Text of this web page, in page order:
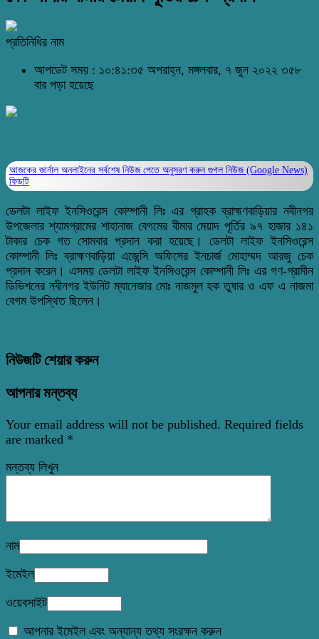
প্রতিনিধির নাম
আপডেট সময় : ১০:৪১:৩৫ অপরাহ্ন, মঙ্গলবার, ৭ জুন ২০২২ ৩৫৮
বার পড়া হয়েছে
আজকের জার্নাল অনলাইনের সর্বশেষ নিউজ পেতে অনুসরণ করুন গুগল নিউজ (Google News)
ফিডটি
ডেলটা লাইফ ইনসিওরেন্স কোম্পানী লিঃ এর গ্রাহক ব্রাহ্মণবাড়িয়ার নবীনগর
উপজেলার শ্যামগ্রামের শাহানাজ বেগমের বীমার মেয়াদ পূর্তির ৯৭ হাজার ১৪১
টাকার চেক গত সোমবার প্রদান করা হয়েছে। ডেলটা লাইফ ইনসিওরেন্স
কোম্পানী লিঃ ব্রাহ্মণবাড়িয়া এজেন্সি অফিসের ইনচার্জ মোহাম্মদ আরজু চেক
প্রদান করেন। এসময় ডেলটা লাইফ ইনসিওরেন্স কোম্পানী লিঃ এর গণ-গ্রামীন
ডিভিশনের নবীনগর ইউনিট ম্যানেজার মোঃ নাজমুল হক তুষার ও এফ এ নাজমা
বেগম উপস্থিত ছিলেন।
নিউজটি শেয়ার করুন
আপনার মন্তব্য
Your email address will not be published. Required fields
are marked *
মন্তব্য লিখুন
নাম
ইমেইল
ওয়েবসাইট
আপনার ইমেইল এবং অন্যান্য তথ্য সংরক্ষন করুন